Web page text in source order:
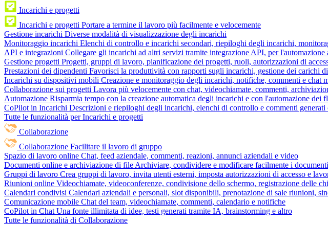
Incarichi e progetti
Incarichi e progetti Portare a termine il lavoro più facilmente e velocemente
Gestione incarichi Diverse modalità di visualizzazione degli incarichi
Monitoraggio incarichi Elenchi di controllo e incarichi secondari, riepiloghi degli incarichi,
API e integrazioni Collegare gli incarichi ad altri servizi tramite integrazione API, per l'automazione
Gestione progetti Progetti, gruppi di lavoro, pianificazione dei progetti, ruoli, autorizzazioni di
Prestazioni dei dipendenti Favorisci la produttività con rapporti sugli incarichi, gestione dei carichi
Incarichi su dispositivi mobili Creazione e monitoraggio degli incarichi, notifiche, commenti e chat
Collaborazione sui progetti Lavora più velocemente con chat, videochiamate, commenti,
Automazione Risparmia tempo con la creazione automatica degli incarichi e con l'automazione dei
CoPilot in Incarichi Descrizioni e riepiloghi degli incarichi, elenchi di controllo e commenti
Tutte le funzionalità per Incarichi e progetti
Collaborazione
Collaborazione Facilitare il lavoro di gruppo
Spazio di lavoro online Chat, feed aziendale, commenti, reazioni, annunci aziendali e video
Documenti online e archiviazione di file Archiviare, condividere e modificare facilmente i
Gruppi di lavoro Crea gruppi di lavoro, invita utenti esterni, imposta autorizzazioni di accesso e
Riunioni online Videochiamate, videoconferenze, condivisione dello schermo, registrazione delle
Calendari condivisi Calendari aziendali e personali, slot disponibili, prenotazione di sale riunioni,
Comunicazione mobile Chat del team, videochiamate, commenti, calendario e notifiche
CoPilot in Chat Una fonte illimitata di idee, testi generati tramite IA, brainstorming e altro
Tutte le funzionalità di Collaborazione